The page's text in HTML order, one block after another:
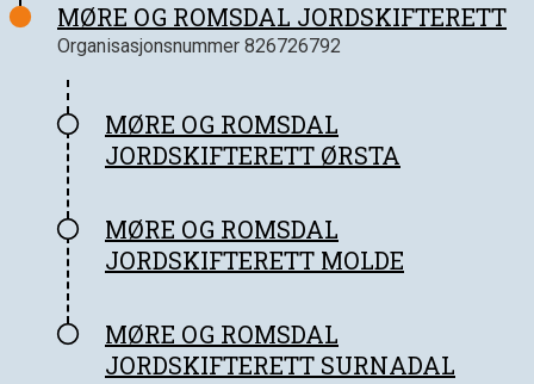
MØRE OG ROMSDAL JORDSKIFTERETT
Organisasjonsnummer 826726792
MØRE OG ROMSDAL
JORDSKIFTERETT ØRSTA
MØRE OG ROMSDAL
JORDSKIFTERETT MOLDE
MØRE OG ROMSDAL
JORDSKIFTERETT SURNADAL